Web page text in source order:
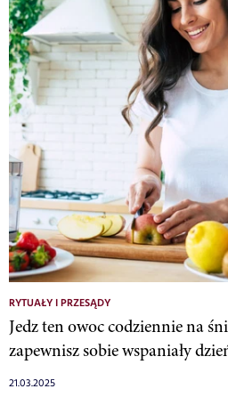
RYTUAŁY I PRZESĄDY
Jedz ten owoc codziennie na
zapewnisz sobie wspaniały
21.03.2025